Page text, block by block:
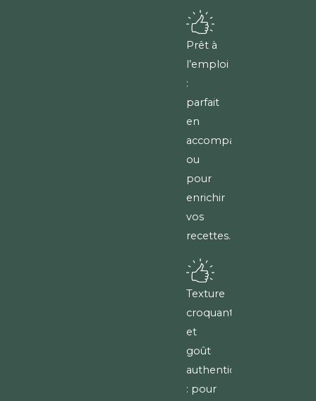
Prêt à
l’emploi
:
parfait
en
accompagnement
ou
pour
enrichir
vos
recettes.
Texture
croquante
et
goût
authentique
: pour